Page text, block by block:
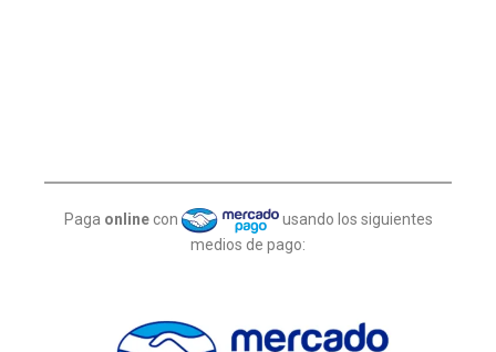
Paga online con
usando los siguientes
medios de pago: